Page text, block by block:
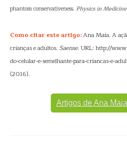
phantom conservativeness. Physics in
Como citar este artigo:Ana Maia. A
crianças e adultos. Saense. URL: http://
do-celular-e-semelhante-para-criancas-e-
(2016).
Artigos de Ana Maia